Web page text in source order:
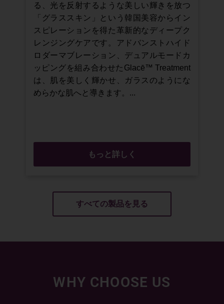
る、光を反射するような美しい輝きを放つ
「グラススキン」という韓国美容からイン
スピレーションを得た革新的なディープク
レンジングケアです。アドバンストハイド
ロダーマブレーション、デュアルモードカ
ッピングを組み合わせたGlacē™ Treatment
は、肌を美しく輝かせ、ガラスのようにな
めらかな肌へと導きます。
もっと詳しく
すべての製品を見る
WHY CHOOSE US